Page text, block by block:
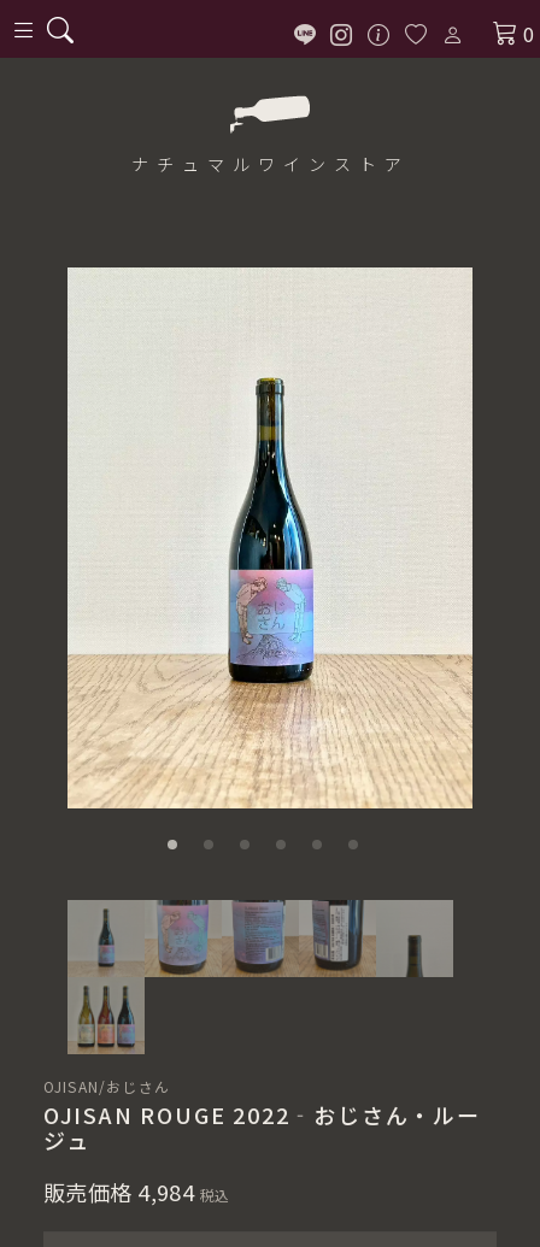
0
ナチュマル ワインストア
OJISAN/おじさん
OJISAN ROUGE 2022‐おじさん・ルー
ジュ
販売価格 4,984 税込